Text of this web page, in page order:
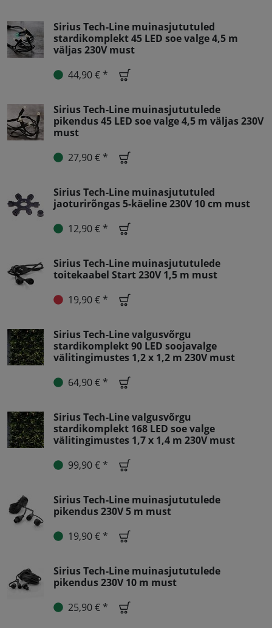
Sirius Tech-Line muinasjututuled
stardikomplekt 45 LED soe valge 4,5 m
väljas 230V must
44,90 € *
Sirius Tech-Line muinasjututulede
pikendus 45 LED soe valge 4,5 m väljas 230V
must
27,90 € *
Sirius Tech-Line muinasjututuled
jaoturirõngas 5-käeline 230V 10 cm must
12,90 € *
Sirius Tech-Line muinasjututulede
toitekaabel Start 230V 1,5 m must
19,90 € *
Sirius Tech-Line valgusvõrgu
stardikomplekt 90 LED soojavalge
välitingimustes 1,2 x 1,2 m 230V must
64,90 € *
Sirius Tech-Line valgusvõrgu
stardikomplekt 168 LED soe valge
välitingimustes 1,7 x 1,4 m 230V must
99,90 € *
Sirius Tech-Line muinasjututulede
pikendus 230V 5 m must
19,90 € *
Sirius Tech-Line muinasjututulede
pikendus 230V 10 m must
25,90 € *